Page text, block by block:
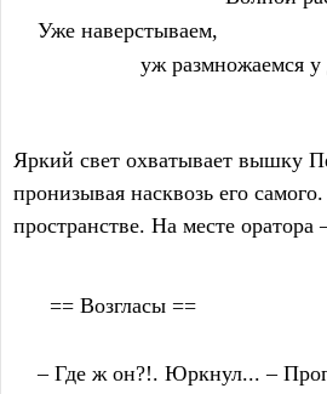
    Уже наверстываем,
уж размножаемся
Яркий свет охватывает вышку
пронизывая насквозь его
пространстве. На месте оратора
      == Возгласы ==
– Где ж он?!. Юркнул... –